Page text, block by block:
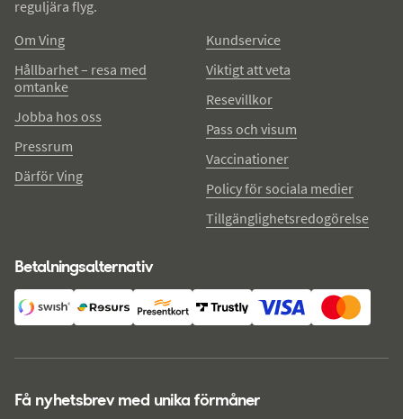
reguljära flyg.
Om Ving
Hållbarhet – resa med
omtanke
Jobba hos oss
Pressrum
Därför Ving
Kundservice
Viktigt att veta
Resevillkor
Pass och visum
Vaccinationer
Policy för sociala medier
Tillgänglighetsredogörelse
Betalningsalternativ
Få nyhetsbrev med unika förmåner